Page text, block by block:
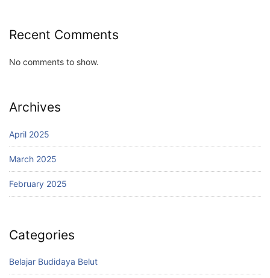
Recent Comments
No comments to show.
Archives
April 2025
March 2025
February 2025
Categories
Belajar Budidaya Belut